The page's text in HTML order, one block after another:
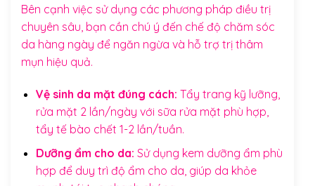
Bên cạnh việc sử dụng các phương pháp điều trị
chuyên sâu, bạn cần chú ý đến chế độ chăm sóc
da hàng ngày để ngăn ngừa và hỗ trợ trị thâm
mụn hiệu quả.
Vệ sinh da mặt đúng cách: Tẩy trang kỹ lưỡng,
rửa mặt 2 lần/ngày với sữa rửa mặt phù hợp,
tẩy tế bào chết 1-2 lần/tuần.
Dưỡng ẩm cho da: Sử dụng kem dưỡng ẩm phù
hợp để duy trì độ ẩm cho da, giúp da khỏe